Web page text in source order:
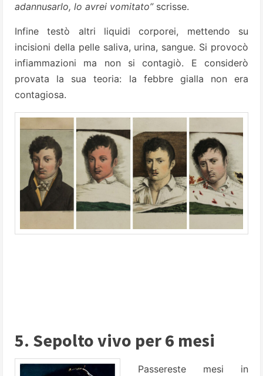
adannusarlo, lo avrei vomitato”scrisse.
Infine testò altri liquidi corporei, mettendo su
incisioni della pelle saliva, urina, sangue. Si provocò
infiammazioni ma non si contagiò. E considerò
provata la sua teoria: la febbre gialla non era
contagiosa.
5. Sepolto vivo per 6 mesi
Passereste mesi in